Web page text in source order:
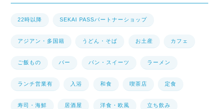
22時以降 SEKAI PASSパートナーショップ
アジアン・多国籍 うどん・そば お土産 カフェ
ご飯もの バー パン・スイーツ ラーメン
ランチ営業有 入浴 和食 喫茶店 定食
寿司・海鮮 居酒屋 洋食・欧風 立ち飲み